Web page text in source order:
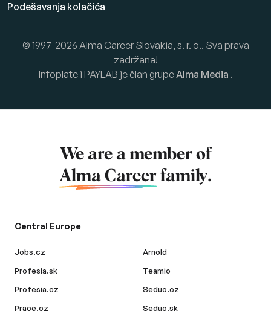
Podešavanja kolačića
© 1997-2026 Alma Career Slovakia, s. r. o.. Sva prava
zadržana!
Infoplate i PAYLAB je član grupeAlma Media .
We are a member of
Alma Career family.
Central Europe
Jobs.cz
Profesia.sk
Profesia.cz
Prace.cz
Arnold
Teamio
Seduo.cz
Seduo.sk